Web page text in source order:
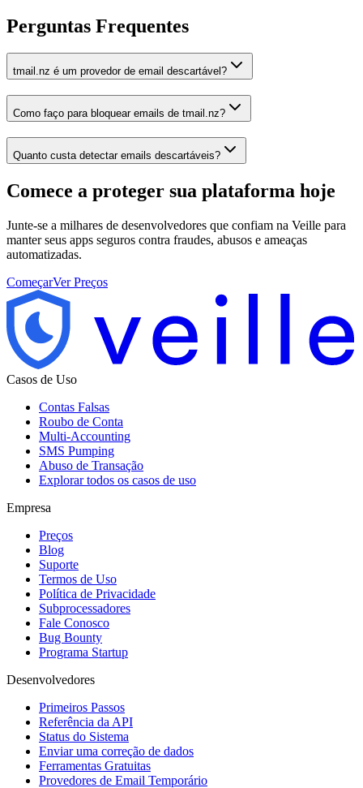
Perguntas Frequentes
tmail.nz é um provedor de email descartável?
Como faço para bloquear emails de tmail.nz?
Quanto custa detectar emails descartáveis?
Comece a proteger sua plataforma hoje
Junte-se a milhares de desenvolvedores que confiam na Veille para
manter seus apps seguros contra fraudes, abusos e ameaças
automatizadas.
ComeçarVer Preços
Casos de Uso
Contas Falsas
Roubo de Conta
Multi-Accounting
SMS Pumping
Abuso de Transação
Explorar todos os casos de uso
Empresa
Preços
Blog
Suporte
Termos de Uso
Política de Privacidade
Subprocessadores
Fale Conosco
Bug Bounty
Programa Startup
Desenvolvedores
Primeiros Passos
Referência da API
Status do Sistema
Enviar uma correção de dados
Ferramentas Gratuitas
Provedores de Email Temporário